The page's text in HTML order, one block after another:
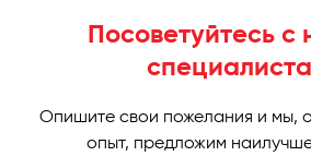
Посоветуйтесь
Опишите свои пожелания и мы,
опыт, предложим